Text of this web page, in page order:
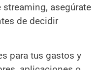
asegúrate
de decidir
para tus gastos y